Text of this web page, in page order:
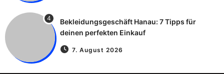
4
Bekleidungsgeschäft Hanau: 7 Tipps für
deinen perfekten Einkauf
7. August 2026